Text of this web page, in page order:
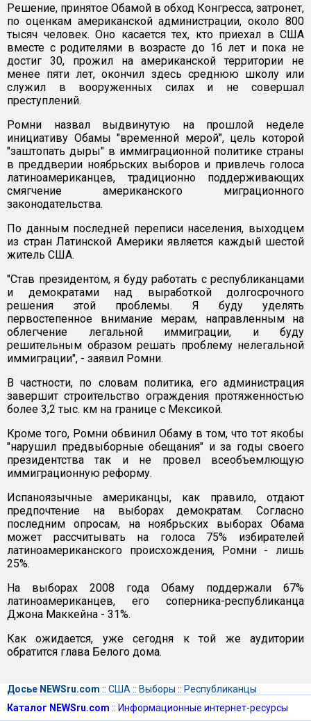
Решение, принятое Обамой в обход Конгресса, затронет,
по оценкам американской администрации, около 800
тысяч человек. Оно касается тех, кто приехал в США
вместе с родителями в возрасте до 16 лет и пока не
достиг 30, прожил на американской территории не
менее пяти лет, окончил здесь среднюю школу или
служил в вооруженных силах и не совершал
преступлений.
Ромни назвал выдвинутую на прошлой неделе
инициативу Обамы "временной мерой", цель которой
"заштопать дыры" в иммиграционной политике страны
в преддверии ноябрьских выборов и привлечь голоса
латиноамериканцев, традиционно поддерживающих
смягчение американского миграционного
законодательства.
По данным последней переписи населения, выходцем
из стран Латинской Америки является каждый шестой
житель США.
"Став президентом, я буду работать с республиканцами
и демократами над выработкой долгосрочного
решения этой проблемы. Я буду уделять
первостепенное внимание мерам, направленным на
облегчение легальной иммиграции, и буду
решительным образом решать проблему нелегальной
иммиграции", - заявил Ромни.
В частности, по словам политика, его администрация
завершит строительство ограждения протяженностью
более 3,2 тыс. км на границе с Мексикой.
Кроме того, Ромни обвинил Обаму в том, что тот якобы
"нарушил предвыборные обещания" и за годы своего
президентства так и не провел всеобъемлющую
иммиграционную реформу.
Испаноязычные американцы, как правило, отдают
предпочтение на выборах демократам. Согласно
последним опросам, на ноябрьских выборах Обама
может рассчитывать на голоса 75% избирателей
латиноамериканского происхождения, Ромни - лишь
25%.
На выборах 2008 года Обаму поддержали 67%
латиноамериканцев, его соперника-республиканца
Джона Маккейна - 31%.
Как ожидается, уже сегодня к той же аудитории
обратится глава Белого дома.
Досье NEWSru.com :: США :: Выборы :: Республиканцы
Каталог NEWSru.com :: Информационные интернет-ресурсы